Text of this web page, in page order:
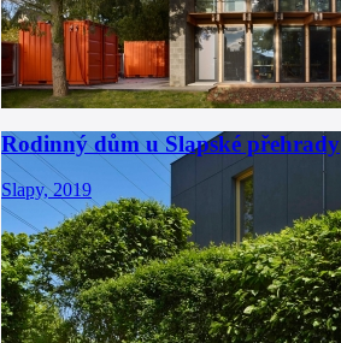
Rodinný dům u Slapské přehrady
Slapy, 2019